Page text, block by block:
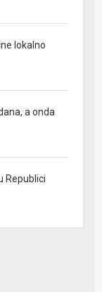
lokalno
a onda
Republici